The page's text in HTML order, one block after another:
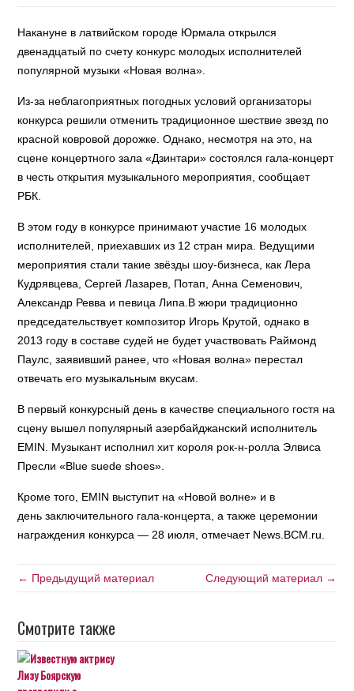
Накануне в латвийском городе Юрмала открылся
двенадцатый по счету конкурс молодых исполнителей
популярной музыки «Новая волна».
Из-за неблагоприятных погодных условий организаторы
конкурса решили отменить традиционное шествие звезд по
красной ковровой дорожке. Однако, несмотря на это, на
сцене концертного зала «Дзинтари» состоялся гала-концерт
в честь открытия музыкального мероприятия, сообщает
РБК.
В этом году в конкурсе принимают участие 16 молодых
исполнителей, приехавших из 12 стран мира. Ведущими
мероприятия стали такие звёзды шоу-бизнеса, как Лера
Кудрявцева, Сергей Лазарев, Потап, Анна Семенович,
Александр Ревва и певица Липа.В жюри традиционно
председательствует композитор Игорь Крутой, однако в
2013 году в составе судей не будет участвовать Раймонд
Паулс, заявивший ранее, что «Новая волна» перестал
отвечать его музыкальным вкусам.
В первый конкурсный день в качестве специального гостя на
сцену вышел популярный азербайджанский исполнитель
EMIN. Музыкант исполнил хит короля рок-н-ролла Элвиса
Пресли «Blue suede shoes».
Кроме того, EMIN выступит на «Новой волне» и в
день заключительного гала-концерта, а также церемонии
награждения конкурса — 28 июля, отмечает News.BCM.ru.
← Предыдущий материал Следующий материал →
Смотрите также